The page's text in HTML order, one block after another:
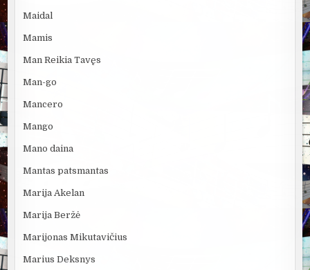
Maidal
Mamis
Man Reikia Tavęs
Man-go
Mancero
Mango
Mano daina
Mantas patsmantas
Marija Akelan
Marija Beržė
Marijonas Mikutavičius
Marius Deksnys